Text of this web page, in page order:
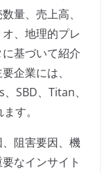
量、売上高、
、地理的プレ
基づいて紹介
企業には、
SBD、Titan、
す。
阻害要因、機
なインサイト